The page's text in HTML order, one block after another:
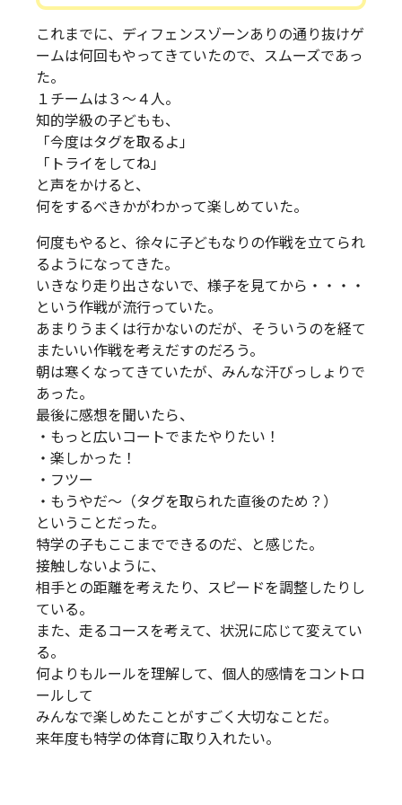
これまでに、ディフェンスゾーンありの通り抜けゲ
ームは何回もやってきていたので、スムーズであっ
た。
１チームは３〜４人。
知的学級の子どもも、
「今度はタグを取るよ」
「トライをしてね」
と声をかけると、
何をするべきかがわかって楽しめていた。
何度もやると、徐々に子どもなりの作戦を立てられ
るようになってきた。
いきなり走り出さないで、様子を見てから・・・・
という作戦が流行っていた。
あまりうまくは行かないのだが、そういうのを経て
またいい作戦を考えだすのだろう。
朝は寒くなってきていたが、みんな汗びっしょりで
あった。
最後に感想を聞いたら、
・もっと広いコートでまたやりたい！
・楽しかった！
・フツー
・もうやだ～（タグを取られた直後のため？）
ということだった。
特学の子もここまでできるのだ、と感じた。
接触しないように、
相手との距離を考えたり、スピードを調整したりし
ている。
また、走るコースを考えて、状況に応じて変えてい
る。
何よりもルールを理解して、個人的感情をコントロ
ールして
みんなで楽しめたことがすごく大切なことだ。
来年度も特学の体育に取り入れたい。